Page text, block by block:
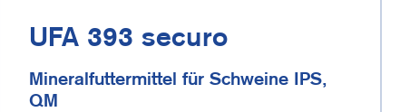
UFA 393 securo
Mineralfuttermittel für Schweine IPS,
QM